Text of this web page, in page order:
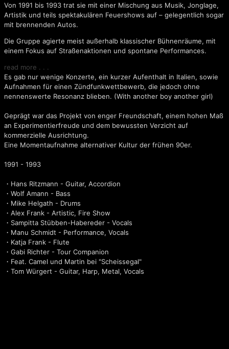
Scheissegal
Von 1991 bis 1993 trat sie mit einer Mischung aus Musik, Jonglage,
Artistik und teils spektakulären Feuershows auf – gelegentlich sogar
mit brennenden Autos.
Die Gruppe agierte meist außerhalb klassischer Bühnenräume, mit
einem Fokus auf Straßenaktionen und spontane Performances.
read more . . .
Es gab nur wenige Konzerte, ein kurzer Aufenthalt in Italien, sowie
Aufnahmen für einen Zündfunkwettbewerb, die jedoch ohne
nennenswerte Resonanz blieben. (With another boy another girl)
Geprägt war das Projekt von enger Freundschaft, einem hohen Maß
an Experimentierfreude und dem bewussten Verzicht auf
kommerzielle Ausrichtung.
Eine Momentaufnahme alternativer Kultur der frühen 90er.
1991 - 1993
・Hans Ritzmann - Guitar, Accordion
・Wolf Amann - Bass
・Mike Helgath - Drums
・Alex Frank - Artistic, Fire Show
・Sampitta Stübben-Habereder - Vocals
・Manu Schmidt - Performance, Vocals
・Katja Frank - Flute
・Gabi Richter - Tour Companion
・Feat. Camel und Martin bei "Scheissegal"
・Tom Würgert - Guitar, Harp, Metal, Vocals